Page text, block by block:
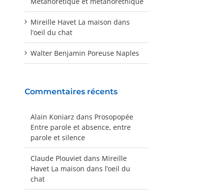
Mireille Havet La maison dans
l’oeil du chat
Walter Benjamin Poreuse Naples
Commentaires récents
Alain Koniarz dans Prosopopée
Entre parole et absence, entre
parole et silence
Claude Plouviet dans Mireille
Havet La maison dans l’oeil du
chat